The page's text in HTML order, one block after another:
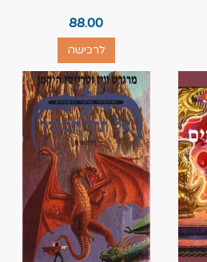
88.00
לרכישה